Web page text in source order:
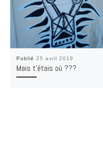
Publié 25 avril 2019
Mais t’étais où ???